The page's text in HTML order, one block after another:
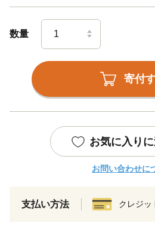
数量
寄付
お気に入り
お問い合わせに
支払い方法 クレジッ